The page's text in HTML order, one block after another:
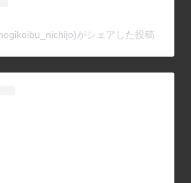
がシェアした投稿